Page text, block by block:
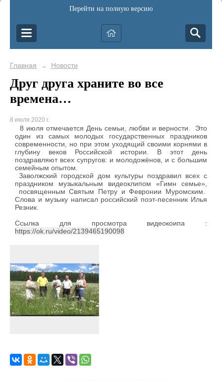
Перейти на полную версию
Главная → Новости
Друг друга храните во все
времена…
8 июля 2020 г.
8 июля отмечается День семьи, любви и верности. Это
один из самых молодых государственных праздников
современности, но при этом уходящий своими корнями в
глубину веков Российской истории. В этот день
поздравляют всех супругов: и молодожёнов, и с большим
семейным опытом.
Заволжский городской дом культуры поздравил всех с
праздником музыкальным видеоклипом «Гимн семье»,
посвященным Святым Петру и Февронии Муромским.
Слова и музыку написал российский поэт-песенник Илья
Резник.
Ссылка для просмотра видеокоипа :
https://ok.ru/video/2139465190098